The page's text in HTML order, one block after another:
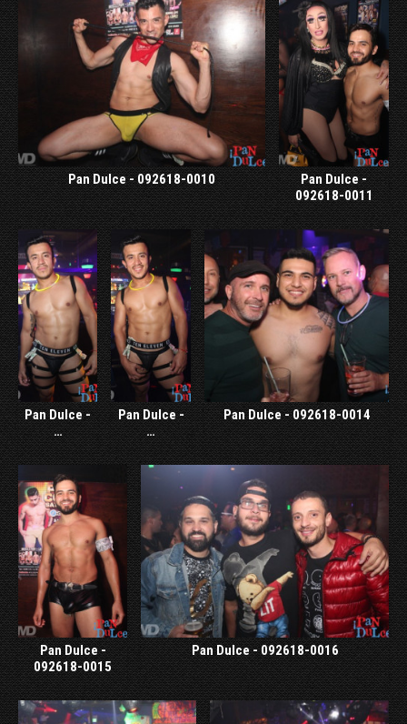
Pan Dulce - 092618-0010
Pan Dulce -
092618-0011
Pan Dulce -
…
Pan Dulce -
…
Pan Dulce - 092618-0014
Pan Dulce -
092618-0015
Pan Dulce - 092618-0016